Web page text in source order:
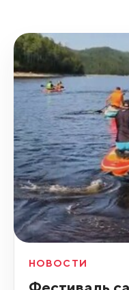
НОВОСТИ